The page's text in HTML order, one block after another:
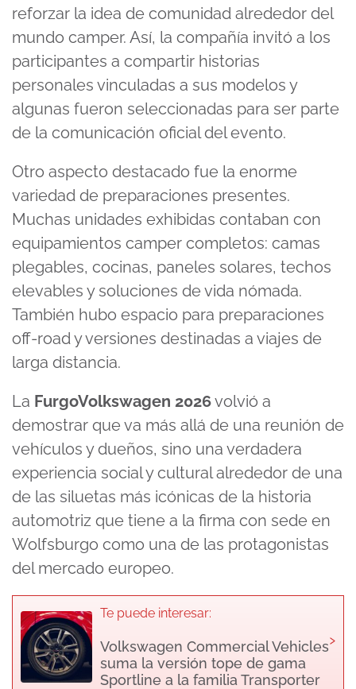
reforzar la idea de comunidad alrededor del
mundo camper. Así, la compañía invitó a los
participantes a compartir historias
personales vinculadas a sus modelos y
algunas fueron seleccionadas para ser parte
de la comunicación oficial del evento.
Otro aspecto destacado fue la enorme
variedad de preparaciones presentes.
Muchas unidades exhibidas contaban con
equipamientos camper completos: camas
plegables, cocinas, paneles solares, techos
elevables y soluciones de vida nómada.
También hubo espacio para preparaciones
off-road y versiones destinadas a viajes de
larga distancia.
La FurgoVolkswagen 2026volvió a
demostrar que va más allá de una reunión de
vehículos y dueños, sino una verdadera
experiencia social y cultural alrededor de una
de las siluetas más icónicas de la historia
automotriz que tiene a la firma con sede en
Wolfsburgo como una de las protagonistas
del mercado europeo.
Te puede interesar:
Volkswagen Commercial Vehicles
suma la versión tope de gama
Sportline a la familia Transporter
›